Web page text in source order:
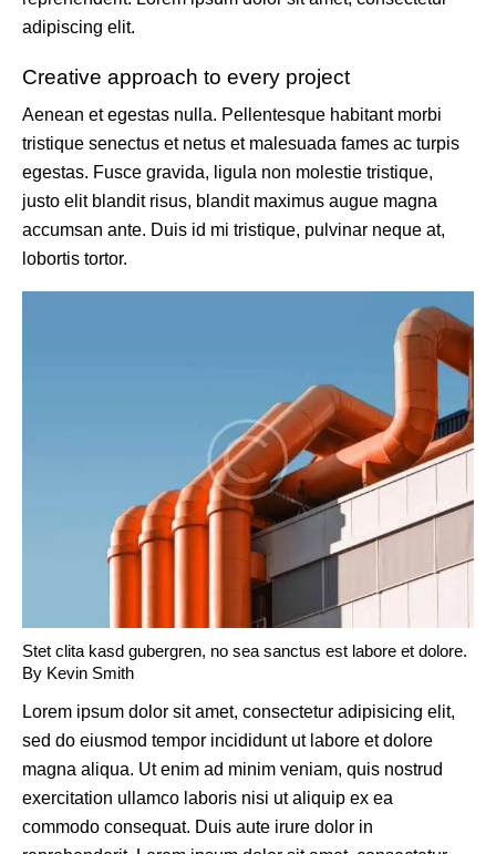
adipiscing elit.
Creative approach to every project
Aenean et egestas nulla. Pellentesque habitant morbi
tristique senectus et netus et malesuada fames ac turpis
egestas. Fusce gravida, ligula non molestie tristique,
justo elit blandit risus, blandit maximus augue magna
accumsan ante. Duis id mi tristique, pulvinar neque at,
lobortis tortor.
Stet clita kasd gubergren, no sea sanctus est labore et dolore.
By Kevin Smith
Lorem ipsum dolor sit amet, consectetur adipisicing elit,
sed do eiusmod tempor incididunt ut labore et dolore
magna aliqua. Ut enim ad minim veniam, quis nostrud
exercitation ullamco laboris nisi ut aliquip ex ea
commodo consequat. Duis aute irure dolor in